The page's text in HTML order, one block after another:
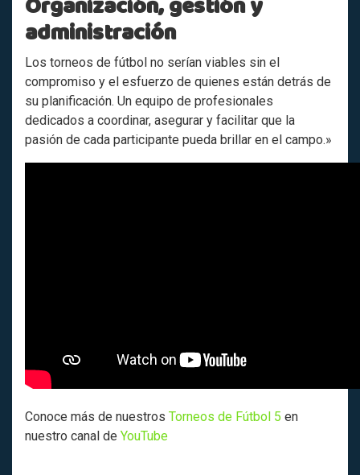
administración
Los torneos de fútbol no serían viables sin el
compromiso y el esfuerzo de quienes están detrás de
su planificación. Un equipo de profesionales
dedicados a coordinar, asegurar y facilitar que la
pasión de cada participante pueda brillar en el campo.»
Conoce más de nuestros Torneos de Fútbol 5 en
nuestro canal de YouTube